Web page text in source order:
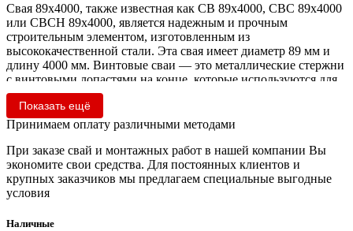
Свая 89х4000, также известная как СВ 89х4000, СВС 89х4000
или СВСН 89х4000, является надежным и прочным
строительным элементом, изготовленным из
высококачественной стали. Эта свая имеет диаметр 89 мм и
длину 4000 мм. Винтовые сваи — это металлические стержни
с винтовыми лопастями на конце, которые используются для
строительства фундаментов и других конструкций в земле.
Винтовые сваи имеют множество преимуществ перед
другими типами фундаментов, включая быструю установку,
Есть вопросы о винтовых сваях? Не уверены, какой
фундамент подойдёт именно Вам? Позвоните нам или
оставьте заявку, и наши эксперты бесплатно
Показать ещё
Принимаем оплату различными методами
При заказе свай и монтажных работ в нашей компании Вы
экономите свои средства. Для постоянных клиентов и
крупных заказчиков мы предлагаем специальные выгодные
условия
Наличные